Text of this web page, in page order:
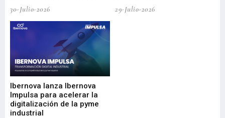
30-Julio-2026
29-Julio-2026
Ibernova lanza Ibernova
Impulsa para acelerar la
digitalización de la pyme
industrial